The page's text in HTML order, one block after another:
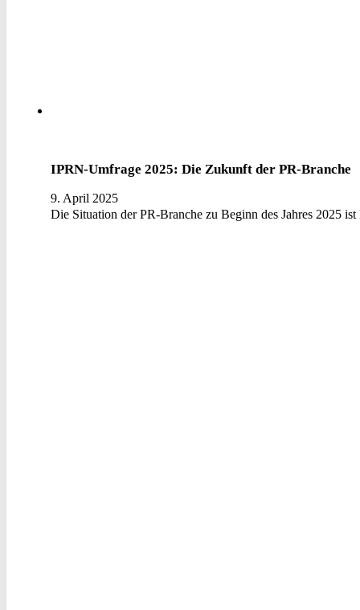
IPRN-Umfrage 2025: Die Zukunft der PR-Branche
9. April 2025
Die Situation der PR-Branche zu Beginn des Jahres 2025